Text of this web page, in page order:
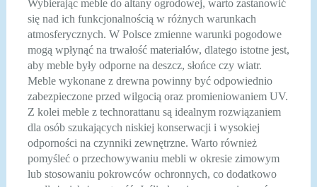
Wybierając meble do altany ogrodowej, warto zastanowić
się nad ich funkcjonalnością w różnych warunkach
atmosferycznych. W Polsce zmienne warunki pogodowe
mogą wpłynąć na trwałość materiałów, dlatego istotne jest,
aby meble były odporne na deszcz, słońce czy wiatr.
Meble wykonane z drewna powinny być odpowiednio
zabezpieczone przed wilgocią oraz promieniowaniem UV.
Z kolei meble z technorattanu są idealnym rozwiązaniem
dla osób szukających niskiej konserwacji i wysokiej
odporności na czynniki zewnętrzne. Warto również
pomyśleć o przechowywaniu mebli w okresie zimowym
lub stosowaniu pokrowców ochronnych, co dodatkowo